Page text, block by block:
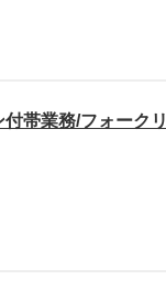
付帯業務/フォーク